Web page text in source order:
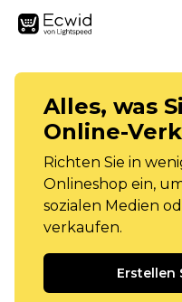
Alles, was
Online-
Richten Sie in
Onlineshop ein,
sozialen Medien
verkaufen.
Erstellen